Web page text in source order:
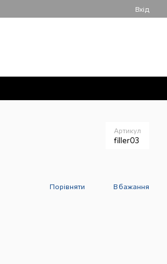
Вхід
Артикул
filler03
Порівняти В бажання